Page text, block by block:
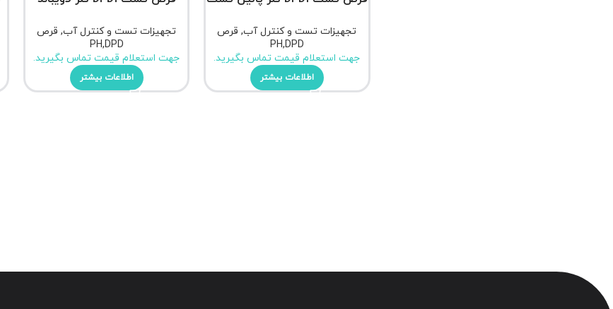
تجهیزات تست و کنترل آب, قرص
PH,DPD
جهت استعلام قیمت تماس بگیرید.
اطلاعات بیشتر
تجهیزات تست و کنترل آب, قرص
PH,DPD
جهت استعلام قیمت تماس بگیرید.
اطلاعات بیشتر